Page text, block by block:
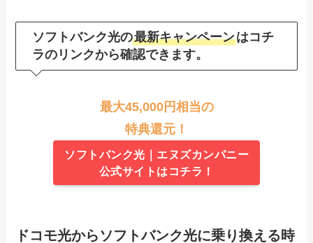
ソフトバンク光の最新キャンペーンはコチ
ラのリンクから確認できます。
最大45,000円相当の
特典還元！
ソフトバンク光｜エヌズカンパニー
公式サイトはコチラ！
ドコモ光からソフトバンク光に乗り換える時